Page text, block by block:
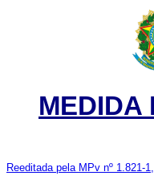
MEDIDA
Reeditada pela MPv nº 1.821-